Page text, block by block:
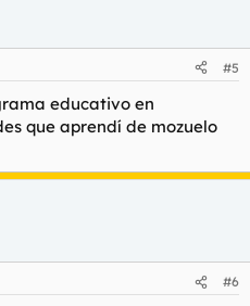
#5
educativo en
que aprendí de mozuelo
#6